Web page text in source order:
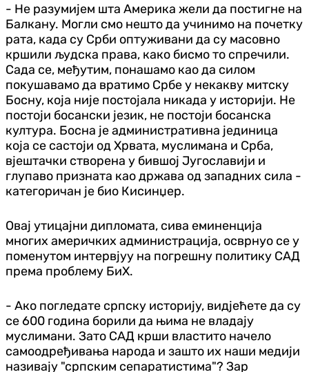
- Не разумијем шта Америка жели да постигне на
Балкану. Могли смо нешто да учинимо на почетку
рата, када су Срби оптуживани да су масовно
кршили људска права, како бисмо то спречили.
Сада се, међутим, понашамо као да силом
покушавамо да вратимо Србе у некакву митску
Босну, која није постојала никада у историји. Не
постоји босански језик, не постоји босанска
култура. Босна је административна јединица
која се састоји од Хрвата, муслимана и Срба,
вјештачки створена у бившој Југославији и
глупаво призната као држава од западних сила -
категоричан је био Кисинџер.
Овај утицајни дипломата, сива еминенција
многих америчких администрација, осврнуо се у
поменутом интервјуу на погрешну политику САД
према проблему БиХ.
- Ако погледате српску историју, видјећете да су
се 600 година борили да њима не владају
муслимани. Зато САД крши властито начело
самоодређивања народа и зашто их наши медији
називају "српским сепаратистима"? Зар